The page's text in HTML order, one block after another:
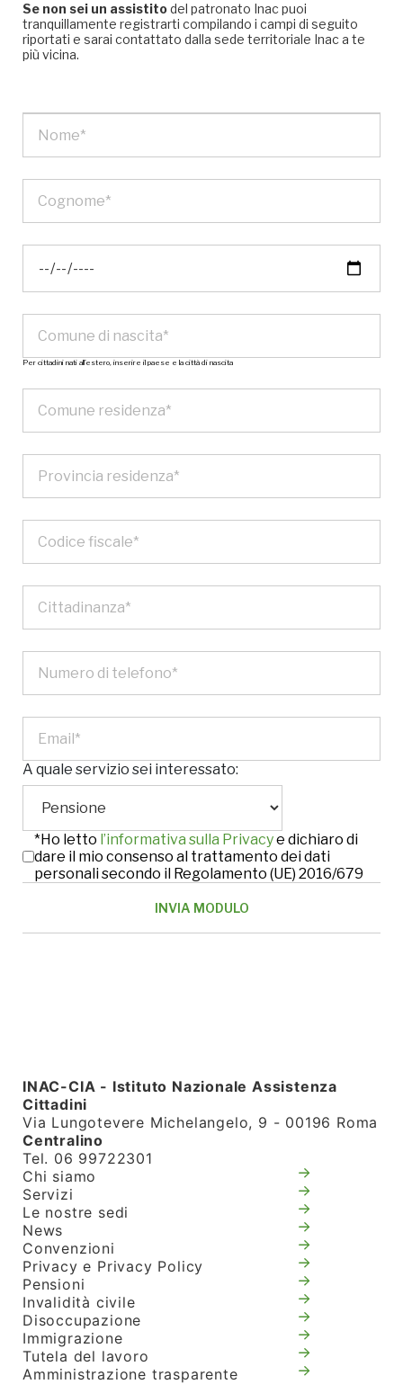
Se non sei un assistitodel patronato Inac puoi
tranquillamente registrarti compilando i campi di seguito
riportati e sarai contattato dalla sede territoriale Inac a te
più vicina.
Per cittadini nati all’estero, inserire il paese e la città di nascita
A quale servizio sei interessato:
*Ho letto l’informativa sulla Privacye dichiaro di
dare il mio consenso al trattamento dei dati
personali secondo il Regolamento (UE) 2016/679
INAC-CIA - Istituto Nazionale Assistenza
Cittadini
Via Lungotevere Michelangelo, 9 - 00196 Roma
Centralino
Tel. 06 99722301
Chi siamo
Servizi
Le nostre sedi
News
Convenzioni
Privacy e Privacy Policy
Pensioni
Invalidità civile
Disoccupazione
Immigrazione
Tutela del lavoro
Amministrazione trasparente